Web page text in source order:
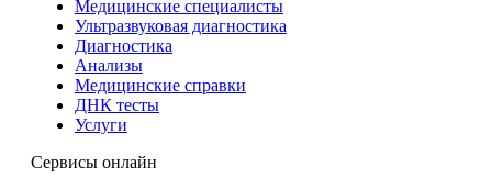
Медицинские специалисты
Ультразвуковая диагностика
Диагностика
Анализы
Медицинские справки
ДНК тесты
Услуги
Сервисы онлайн